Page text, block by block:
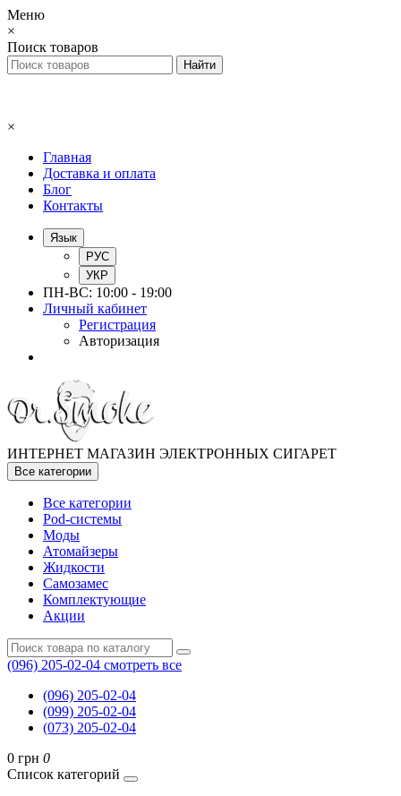
Меню
×
Поиск товаров
×
Главная
Доставка и оплата
Блог
Контакты
Язык
РУС
УКР
ПН-ВС: 10:00 - 19:00
Личный кабинет
Регистрация
Авторизация
ИНТЕРНЕТ МАГАЗИН ЭЛЕКТРОННЫХ СИГАРЕТ
Все категории
Все категории
Pod-системы
Моды
Атомайзеры
Жидкости
Самозамес
Комплектующие
Акции
(096) 205-02-04 смотреть все
(096) 205-02-04
(099) 205-02-04
(073) 205-02-04
0 грн 0
Список категорий